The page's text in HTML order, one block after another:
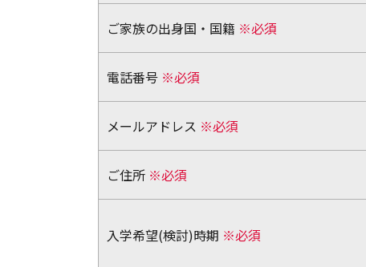
ご家族の出身国・国籍 ※必須
電話番号 ※必須
メールアドレス ※必須
ご住所 ※必須
入学希望(検討)時期 ※必須